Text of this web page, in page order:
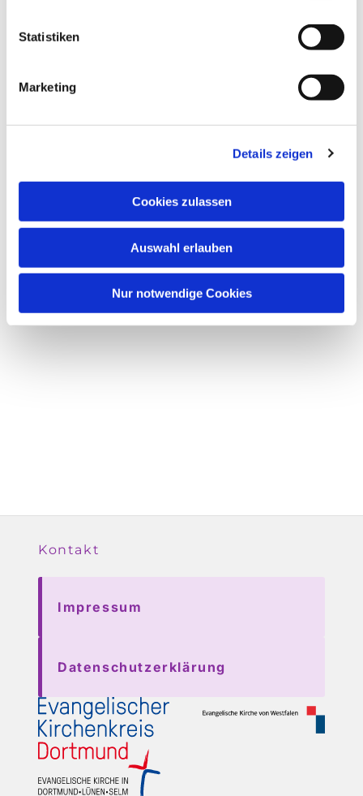
Statistiken
Marketing
Details zeigen
Cookies zulassen
Auswahl erlauben
Nur notwendige Cookies
Dies könnte Sie auch
Kontakt
Impressum
Datenschutzerklärung